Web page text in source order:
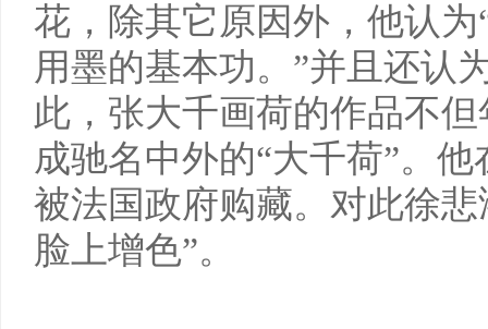
花，除其它原因外，他认
用墨的基本功。”并且还认
此，张大千画荷的作品不
成驰名中外的“大千荷”。
被法国政府购藏。对此徐
脸上增色”。